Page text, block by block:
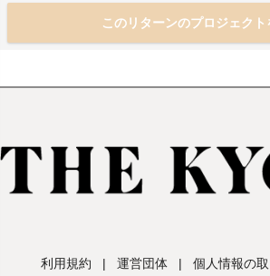
このリターンのプロジェクト
利用規約 | 運営団体 | 個人情報の